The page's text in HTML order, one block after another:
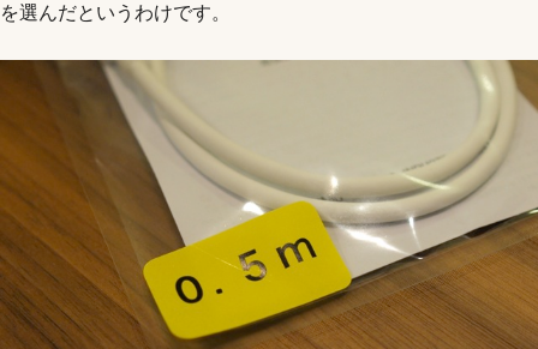
を選んだというわけです。